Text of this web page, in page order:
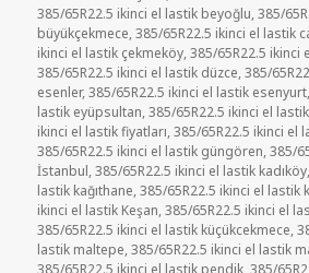
385/65R22.5 ikinci el lastik beyoğlu,385/
büyükçekmece,385/65R22.5 ikinci el lastik
ikinci el lastik çekmeköy,385/65R22.5 ikinci
385/65R22.5 ikinci el lastik düzce,385/
esenler,385/65R22.5 ikinci el lastik esenyurt
lastik eyüpsultan,385/65R22.5 ikinci el
ikinci el lastik fiyatları,385/65R22.5 ikinci el
385/65R22.5 ikinci el lastik güngören,385/
İstanbul,385/65R22.5 ikinci el lastik kadıköy
lastik kağıthane,385/65R22.5 ikinci el lastik
ikinci el lastik Keşan,385/65R22.5 ikinci el
385/65R22.5 ikinci el lastik küçükcekmece,
lastik maltepe,385/65R22.5 ikinci el lastik
385/65R22.5 ikinci el lastik pendik,385/